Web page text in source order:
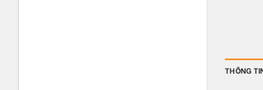
THÔNG